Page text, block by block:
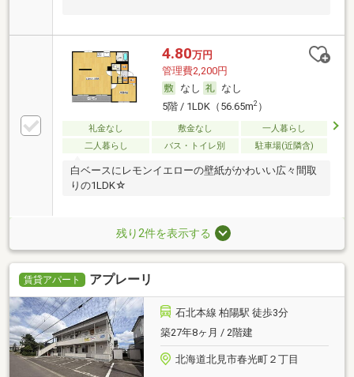
4.80万円
管理費2,200円
なし
なし
5階 / 1LDK（56.65m2）
礼金なし 敷金なし
一人暮らし
二人暮らし
バス・トイレ別 駐車場(近隣含)
白ベースにレモンイエローの壁紙がかわいい広々間取
りの1LDK☆
残り2件を表示する
賃貸アパート アプレーリ
石北本線 柏陽駅 徒歩3分
築27年8ヶ月 / 2階建
北海道北見市春光町２丁目